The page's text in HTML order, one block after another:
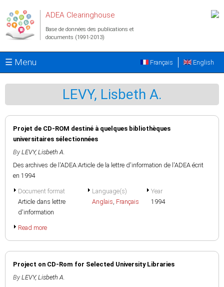
ADEA Clearinghouse
Base de données des publications et
documents (1991-2013)
☰ Menu English
Français
LEVY, Lisbeth A.
Projet de CD-ROM destiné à quelques bibliothèques
universitaires sélectionnées
By LEVY, Lisbeth A.
Des archives de l'ADEA:Article de la lettre d'information de l'ADEA écrit
en 1994
Document format
Article dans lettre
d'information
Language(s)
Anglais, Français
Year
1994
Read more
Project on CD-Rom for Selected University Libraries
By LEVY, Lisbeth A.